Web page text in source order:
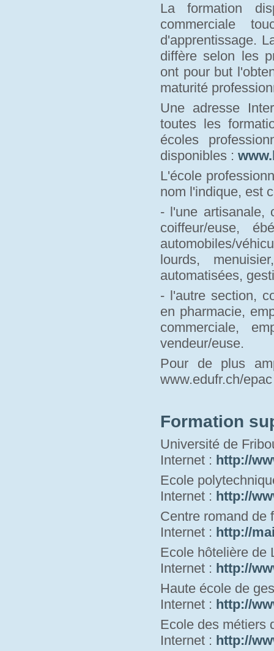
La formation
commerciale
d'apprentissage.
diffère selon les
ont pour but
maturité
Une adresse
toutes les
écoles
disponibles :
L'école
nom l'indique, est
- l'une artisanale,
coiffeur/euse,
automobiles/
lourds,
automatisées,
- l'autre section,
en pharmacie,
commerciale,
vendeur/euse.
Pour de plus
www.edufr.ch/
Formation
Université de
Internet : http://
Ecole
Internet : http://
Centre romand de
Internet : http://
Ecole hôtelière de
Internet : http://
Haute école de
Internet : http://
Ecole des métiers
Internet : http://